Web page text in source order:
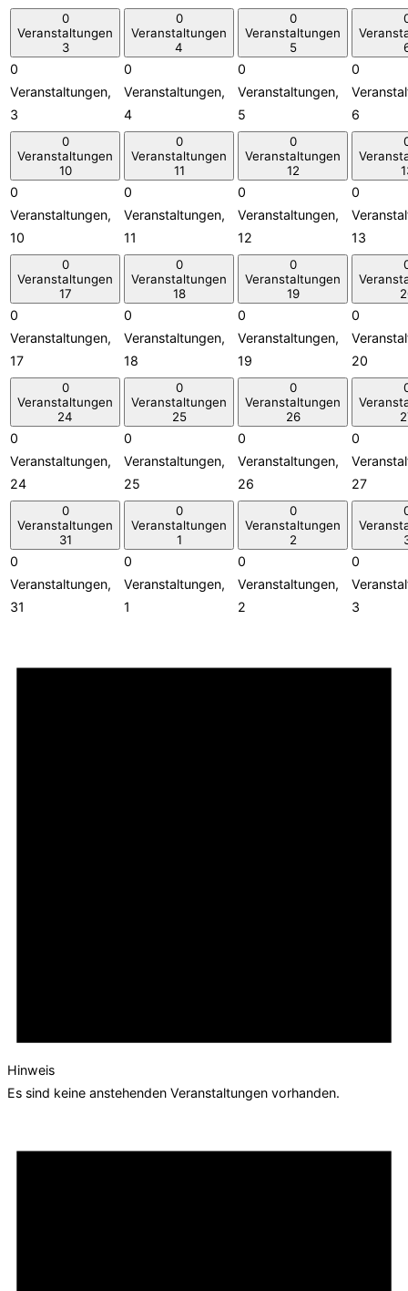
0
Veranstaltungen
3
0
Veranstaltungen,
3
0
Veranstaltungen
4
0
Veranstaltungen,
4
0
Veranstaltungen
5
0
Veranstaltungen,
5
0
6
0
Veranstaltungen
10
0
Veranstaltungen,
10
0
Veranstaltungen
11
0
Veranstaltungen,
11
0
Veranstaltungen
12
0
Veranstaltungen,
12
0
13
0
Veranstaltungen
17
0
Veranstaltungen,
17
0
Veranstaltungen
18
0
Veranstaltungen,
18
0
Veranstaltungen
19
0
Veranstaltungen,
19
0
20
0
Veranstaltungen
24
0
Veranstaltungen,
24
0
Veranstaltungen
25
0
Veranstaltungen,
25
0
Veranstaltungen
26
0
Veranstaltungen,
26
0
27
0
Veranstaltungen
31
0
Veranstaltungen,
31
0
Veranstaltungen
1
0
Veranstaltungen,
1
0
Veranstaltungen
2
0
Veranstaltungen,
2
0
3
Hinweis
Es sind keine anstehenden Veranstaltungen vorhanden.